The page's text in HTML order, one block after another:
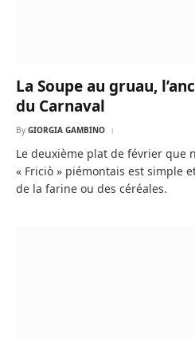
La Soupe au gruau,
du Carnaval
By GIORGIA GAMBINO
Le deuxième plat de février que
« Friciò » piémontais est simple
de la farine ou des céréales.